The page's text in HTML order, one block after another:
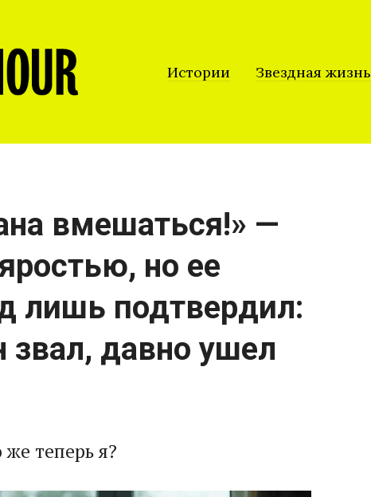
Истории Звездная жизнь
вмешаться!» —
но ее
лишь подтвердил:
звал, давно ушел
теперь я?